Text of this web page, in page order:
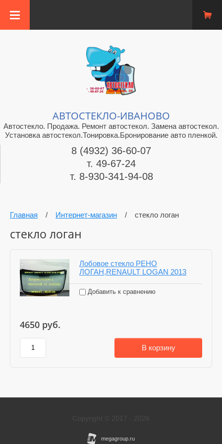
АВТОСТЕКЛО-ИВАНОВО
Автостекло. Продажа. Ремонт автостекол. Замена автостекол.
Установка автостекол.Тонировка.Бронирование авто пленкой.
8 (4932) 36-60-07
т. 49-67-24
т. 8-930-341-94-08
Главная / Интернет-магазин / стекло логан
стекло логан
Лобовое стекло РЕНО
ЛОГАН,RENAULT LOGAN 2013
Добавить к сравнению
4650 руб.
В корзину
Copyright © 2017 - 2026